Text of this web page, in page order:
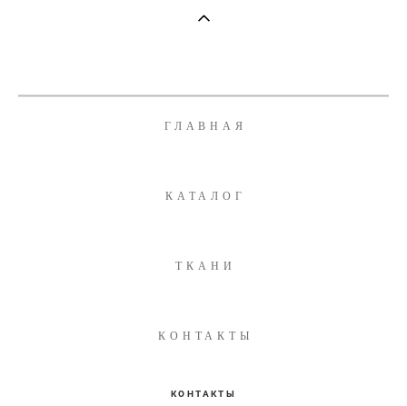
ГЛАВНАЯ
КАТАЛОГ
ТКАНИ
КОНТАКТЫ
КОНТАКТЫ